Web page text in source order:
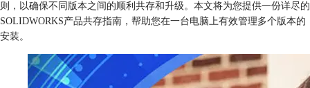
则，以确保不同版本之间的顺利共存和升级。本文将为您提供一份详尽的
SOLIDWORKS产品共存指南，帮助您在一台电脑上有效管理多个版本的
安装。